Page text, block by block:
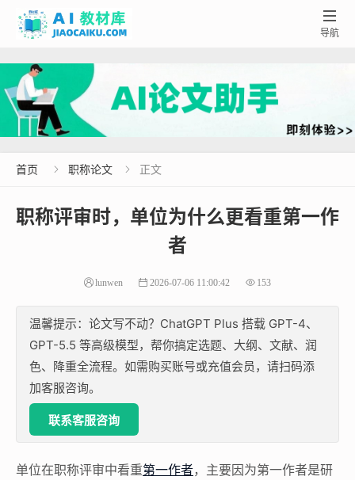

导航
首页  职称论文  正文
职称评审时，单位为什么更看重第一作
者
lunwen 2026-07-06 11:00:42 153
温馨提示：论文写不动？ChatGPT Plus 搭载 GPT-4、
GPT-5.5 等高级模型，帮你搞定选题、大纲、文献、润
色、降重全流程。如需购买账号或充值会员，请扫码添
加客服咨询。
联系客服咨询
单位在职称评审中看重第一作者，主要因为第一作者是研